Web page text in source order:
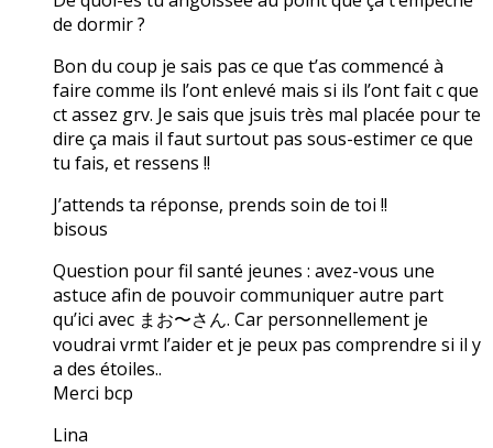
de dormir ?
Bon du coup je sais pas ce que t’as commencé à
faire comme ils l’ont enlevé mais si ils l’ont fait c que
ct assez grv. Je sais que jsuis très mal placée pour te
dire ça mais il faut surtout pas sous-estimer ce que
tu fais, et ressens !!
J’attends ta réponse, prends soin de toi !!
bisous
Question pour fil santé jeunes : avez-vous une
astuce afin de pouvoir communiquer autre part
qu’ici avec まお〜さん. Car personnellement je
voudrai vrmt l’aider et je peux pas comprendre si il y
a des étoiles..
Merci bcp
Lina